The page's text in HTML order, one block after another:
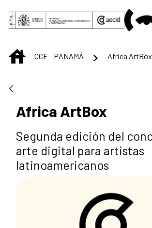
Saltar al contenido principal
INICIOCCE - PANAMÁ Africa ArtBox
Africa ArtBox
Segunda edición del
arte digital para artistas
latinoamericanos